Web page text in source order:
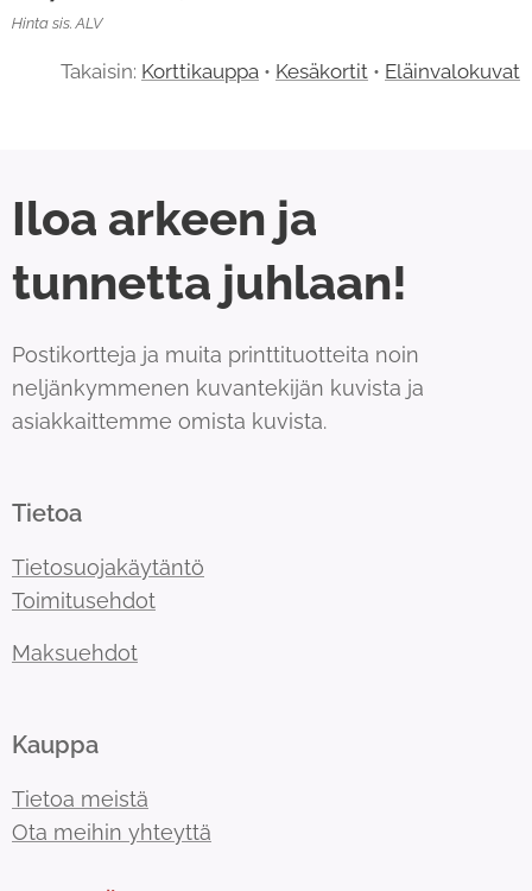
Hinta sis. ALV
Takaisin: Korttikauppa • Kesäkortit • Eläinvalokuvat
Iloa arkeen ja
tunnetta juhlaan!
Postikortteja ja muita printtituotteita noin
neljänkymmenen kuvantekijän kuvista ja
asiakkaittemme omista kuvista.
Tietoa
Tietosuojakäytäntö
Toimitusehdot
Maksuehdot
Kauppa
Tietoa meistä
Ota meihin yhteyttä